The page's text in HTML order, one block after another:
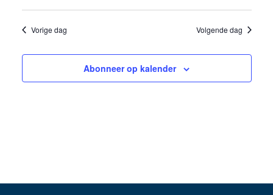
Vorige dag Volgende dag
Abonneer op kalender